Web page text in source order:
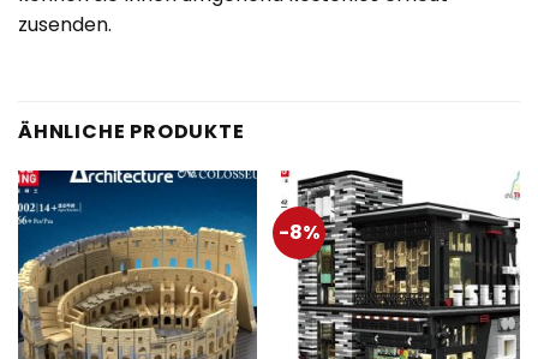
zusenden.
ÄHNLICHE PRODUKTE
-8%